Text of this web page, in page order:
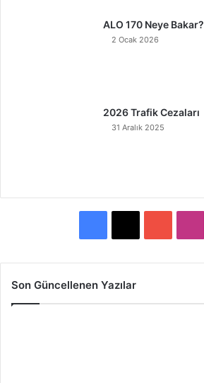
ALO 170 Neye Bakar?
2 Ocak 2026
2026 Trafik Cezaları
31 Aralık 2025
c
Son Güncellenen Yazılar